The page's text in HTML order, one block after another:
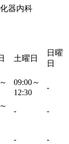
器内科
土曜日
日曜
日
09:00～
12:30
-
- -
- -